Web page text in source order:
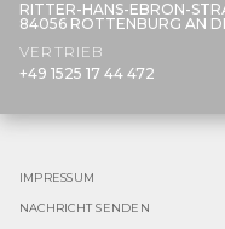
RITTER-HANS-EBRON-
84056 ROTTENBURG AN
VERTRIEB
+49 1525 17 44 472
IMPRESSUM
NACHRICHT SENDEN